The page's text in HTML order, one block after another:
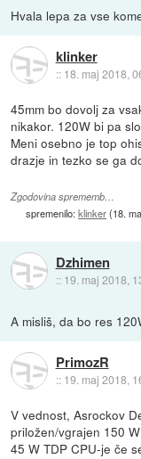
Hvala lepa za vse
klinker
:: 18. maj 2018,
45mm bo dovolj za
nikakor. 120W bi pa
Meni osebno je top
drazje in tezko se ga
Zgodovina sprememb…
spremenilo:klinker(18.
Dzhimen
:: 19. maj 2018,
A misliš, da bo res
PrimozR
:: 19. maj 2018,
V vednost, Asrockov
priložen/vgrajen 150
45 W TDP CPU-je če